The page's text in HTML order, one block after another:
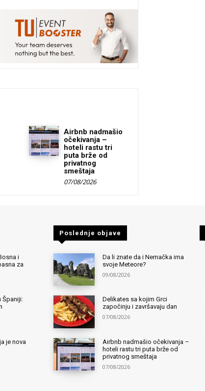
Airbnb nadmašio
očekivanja –
hoteli rastu tri
puta brže od
privatnog
smeštaja
07/08/2026
i
za
Španiji:
je nova
Poslednje objave
Da li znate da i Nemačka ima
svoje Meteore?
09/08/2026
Delikates sa kojim Grci
započinju i završavaju dan
07/08/2026
Airbnb nadmašio očekivanja –
hoteli rastu tri puta brže od
privatnog smeštaja
07/08/2026